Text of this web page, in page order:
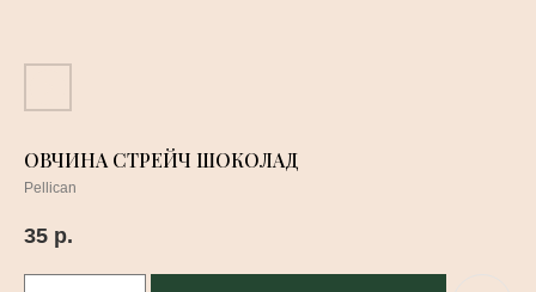
ОВЧИНА СТРЕЙЧ ШОКОЛАД
Pellican
35 р.